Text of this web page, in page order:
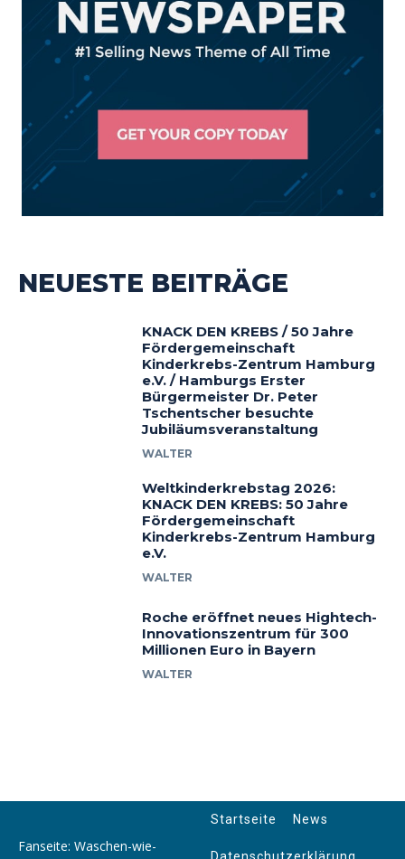
NEUESTE BEITRÄGE
KNACK DEN KREBS / 50 Jahre
Fördergemeinschaft
Kinderkrebs-Zentrum Hamburg
e.V. / Hamburgs Erster
Bürgermeister Dr. Peter
Tschentscher besuchte
Jubiläumsveranstaltung
WALTER
Weltkinderkrebstag 2026:
KNACK DEN KREBS: 50 Jahre
Fördergemeinschaft
Kinderkrebs-Zentrum Hamburg
e.V.
WALTER
Roche eröffnet neues Hightech-
Innovationszentrum für 300
Millionen Euro in Bayern
WALTER
Fanseite: Waschen-wie-
Startseite News